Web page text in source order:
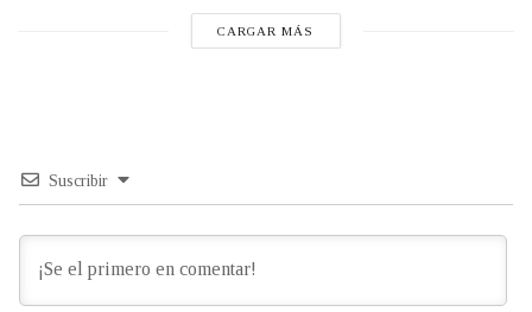
CARGAR MÁS
Suscribir